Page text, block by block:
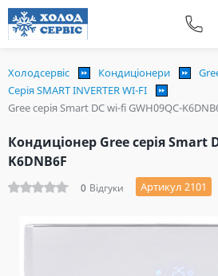
Холодсервіс Кондиціонери
Серія SMART INVERTER WI-FI
Gree серія Smart DC wi-fi GWH09QC-
Кондиціонер Gree серія Smart
K6DNB6F
0 Відгуки Артикул 2101